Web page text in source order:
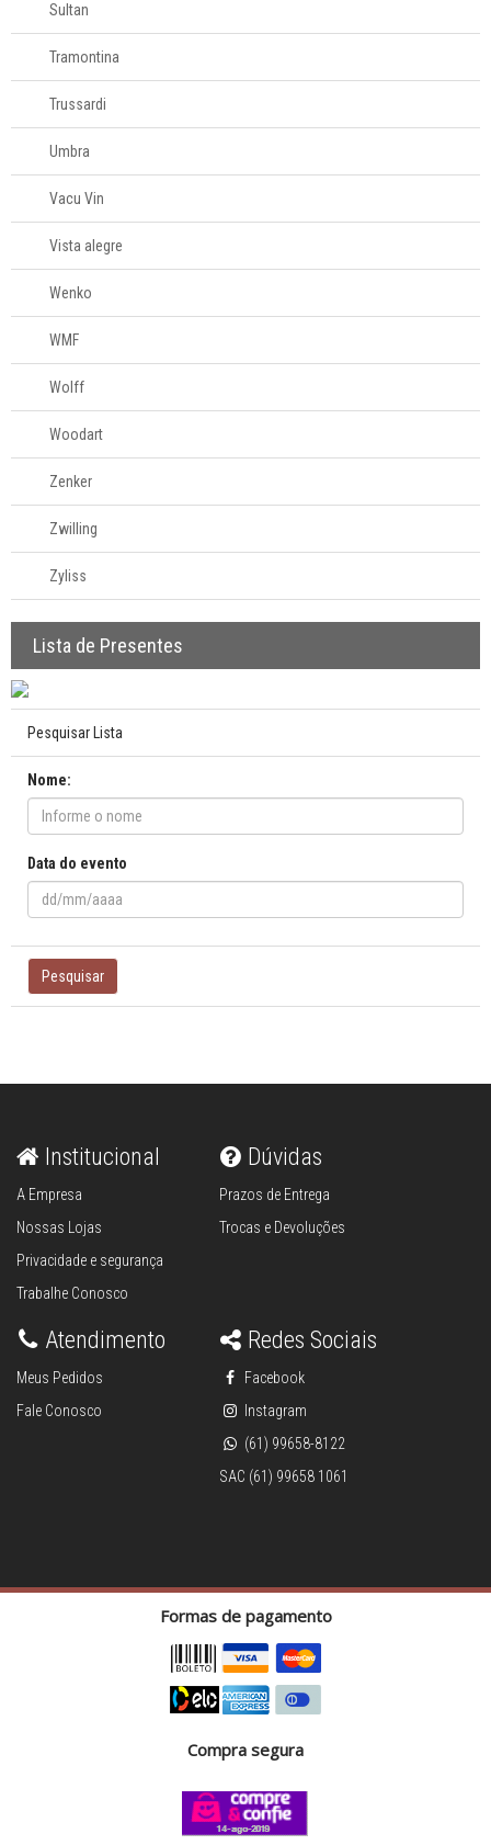
Sultan
Tramontina
Trussardi
Umbra
Vacu Vin
Vista alegre
Wenko
WMF
Wolff
Woodart
Zenker
Zwilling
Zyliss
Lista de Presentes
Pesquisar Lista
Nome:
Data do evento
Pesquisar
Institucional
A Empresa
Nossas Lojas
Privacidade e segurança
Trabalhe Conosco
Dúvidas
Prazos de Entrega
Trocas e Devoluções
Atendimento
Meus Pedidos
Fale Conosco
Redes Sociais
Facebook
Instagram
(61) 99658-8122
SAC (61) 99658 1061
Formas de pagamento
Compra segura